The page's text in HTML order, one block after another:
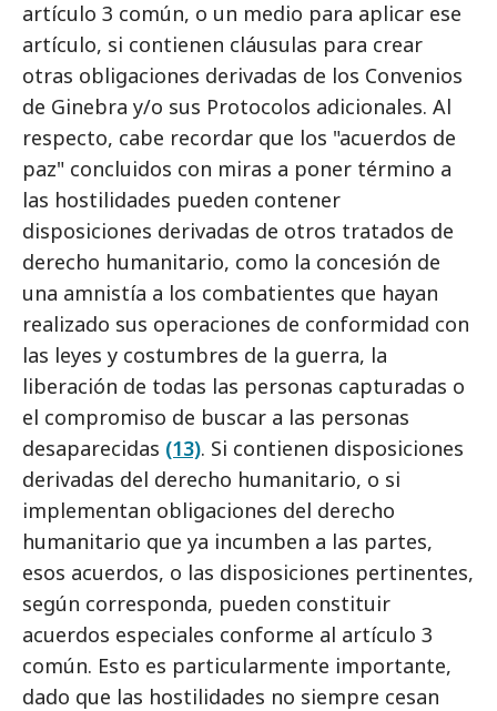
artículo 3 común, o un medio para aplicar ese
artículo, si contienen cláusulas para crear
otras obligaciones derivadas de los Convenios
de Ginebra y/o sus Protocolos adicionales. Al
respecto, cabe recordar que los "acuerdos de
paz" concluidos con miras a poner término a
las hostilidades pueden contener
disposiciones derivadas de otros tratados de
derecho humanitario, como la concesión de
una amnistía a los combatientes que hayan
realizado sus operaciones de conformidad con
las leyes y costumbres de la guerra, la
liberación de todas las personas capturadas o
el compromiso de buscar a las personas
desaparecidas (13). Si contienen disposiciones
derivadas del derecho humanitario, o si
implementan obligaciones del derecho
humanitario que ya incumben a las partes,
esos acuerdos, o las disposiciones pertinentes,
según corresponda, pueden constituir
acuerdos especiales conforme al artículo 3
común. Esto es particularmente importante,
dado que las hostilidades no siempre cesan